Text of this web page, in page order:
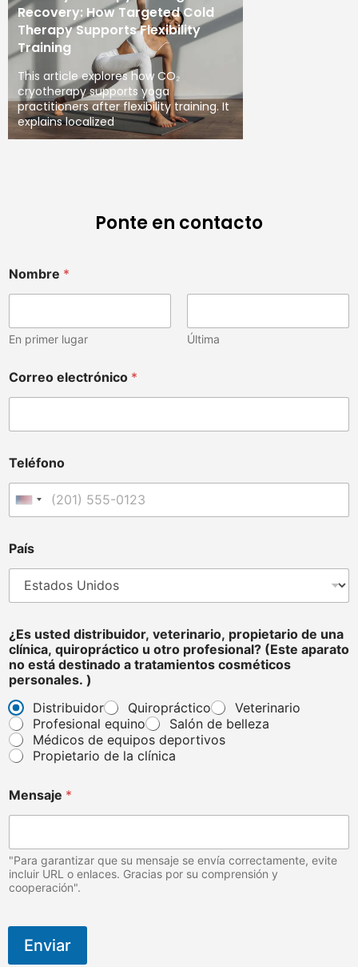
Recovery: How Targeted Cold
Therapy Supports Flexibility
Training
This article explores how CO₂
cryotherapy supports yoga
practitioners after flexibility training. It
explains localized
Ponte en contacto
Nombre *
En primer lugar Última
Correo electrónico *
Teléfono
Estados Unidos +1
r
a
e
n
t
o
s
d
e
a
p
r
País
¿Es usted distribuidor, veterinario, propietario de una
clínica, quiropráctico u otro profesional? (Este aparato
no está destinado a tratamientos cosméticos
personales. )
Distribuidor
Quiropráctico
Veterinario
Profesional equino
Salón de belleza
Médicos de equipos deportivos
Propietario de la clínica
Mensaje *
"Para garantizar que su mensaje se envía correctamente, evite
incluir URL o enlaces. Gracias por su comprensión y
cooperación".
Enviar